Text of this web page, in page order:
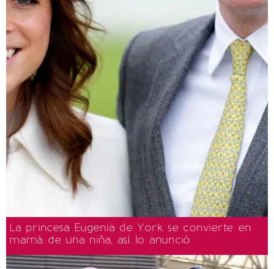
La princesa Eugenia de York se convierte en
mamá de una niña, así lo anunció